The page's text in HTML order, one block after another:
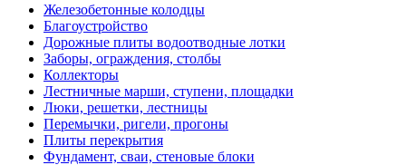
Железобетонные колодцы
Благоустройство
Дорожные плиты водоотводные лотки
Заборы, ограждения, столбы
Коллекторы
Лестничные марши, ступени, площадки
Люки, решетки, лестницы
Перемычки, ригели, прогоны
Плиты перекрытия
Фундамент, сваи, стеновые блоки